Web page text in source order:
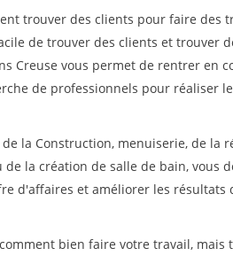
trouver des clients pour faire des
de trouver des clients et trouver
Creuse vous permet de rentrer en
de professionnels pour réaliser
la Construction, menuiserie, de la
la création de salle de bain, vous
d'affaires et améliorer les résultats
bien faire votre travail, mais